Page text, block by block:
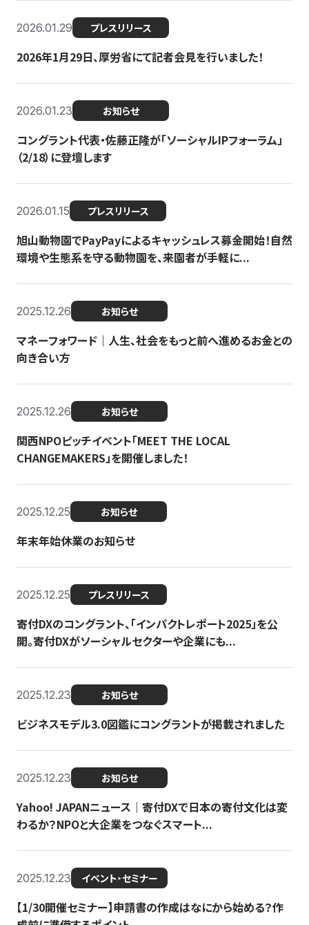
2026.01.29 プレスリリース
2026年1月29日、厚労省にて記者会見を行いました！
2026.01.23 お知らせ
コングラント代表・佐藤正隆が「ソーシャルIPフォーラム」
（2/18）に登壇します
2026.01.15 プレスリリース
旭山動物園でPayPayによるキャッシュレス募金開始！自然
環境や生態系を守る動物園を、来園者が手軽に...
2025.12.26 お知らせ
マネーフォワード｜人生、社会をもっと前へ進めるお金との
向き合い方
2025.12.26 お知らせ
関西NPOピッチイベント「MEET THE LOCAL
CHANGEMAKERS」を開催しました！
2025.12.25 お知らせ
年末年始休業のお知らせ
2025.12.25 プレスリリース
寄付DXのコングラント、「インパクトレポート2025」を公
開。寄付DXがソーシャルセクターや企業にも...
2025.12.23 お知らせ
ビジネスモデル3.0図鑑にコングラントが掲載されました
2025.12.23 お知らせ
Yahoo! JAPANニュース｜寄付DXで日本の寄付文化は変
わるか？NPOと大企業をつなぐスマート...
2025.12.23 イベント・セミナー
【1/30開催セミナー】申請書の作成はなにから始める？作